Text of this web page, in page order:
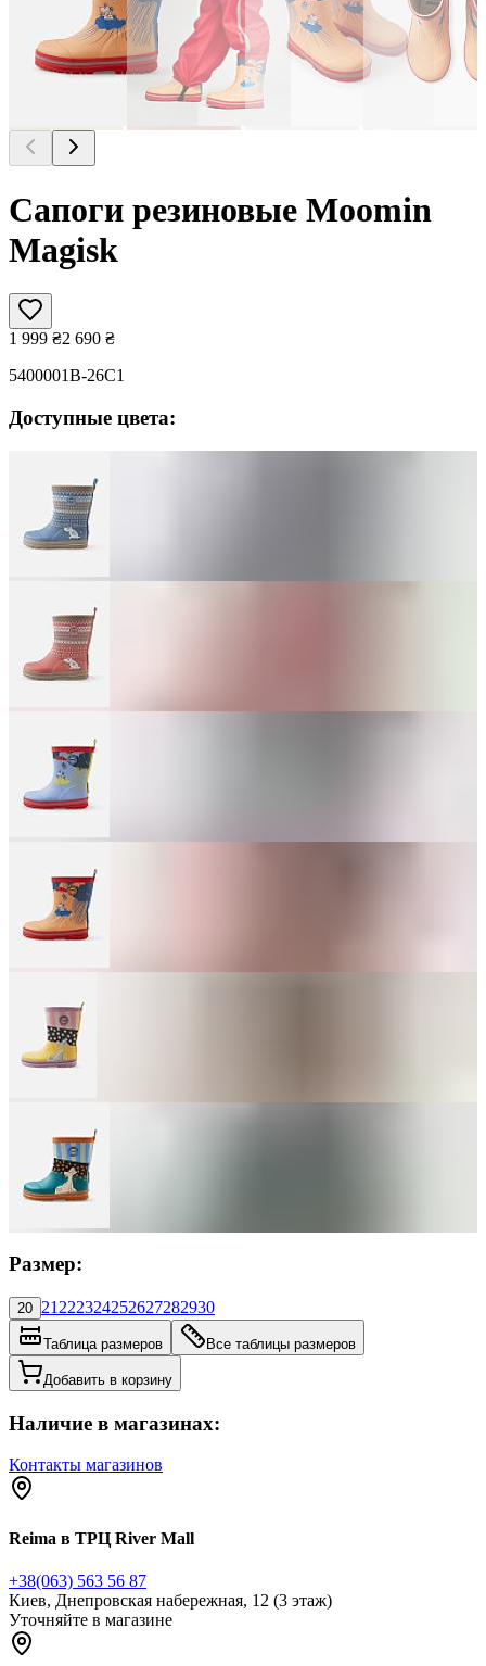
Сапоги резиновые Moomin
Magisk
1 999 ₴2 690 ₴
5400001B-26C1
Доступные цвета:
Размер:
20 21 222324252627282930
Таблица размеров Все таблицы размеров
Добавить в корзину
Наличие в магазинах:
Контакты магазинов
Reima в ТРЦ River Mall
+38(063) 563 56 87
Киев, Днепровская набережная, 12 (3 этаж)
Уточняйте в магазине